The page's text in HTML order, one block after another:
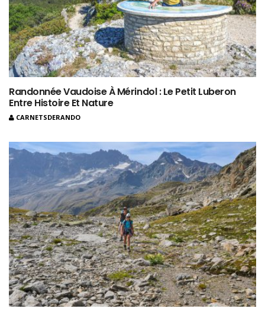
Randonnée Vaudoise À Mérindol : Le Petit Luberon
Entre Histoire Et Nature
CARNETSDERANDO